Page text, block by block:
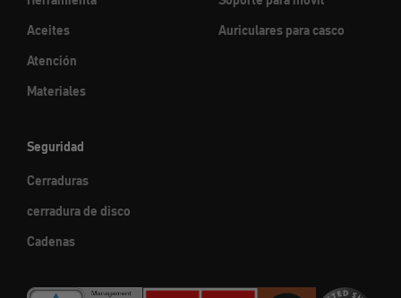
Aceites
Atención
Materiales
Auriculares para casco
Seguridad
Cerraduras
cerradura de disco
Cadenas